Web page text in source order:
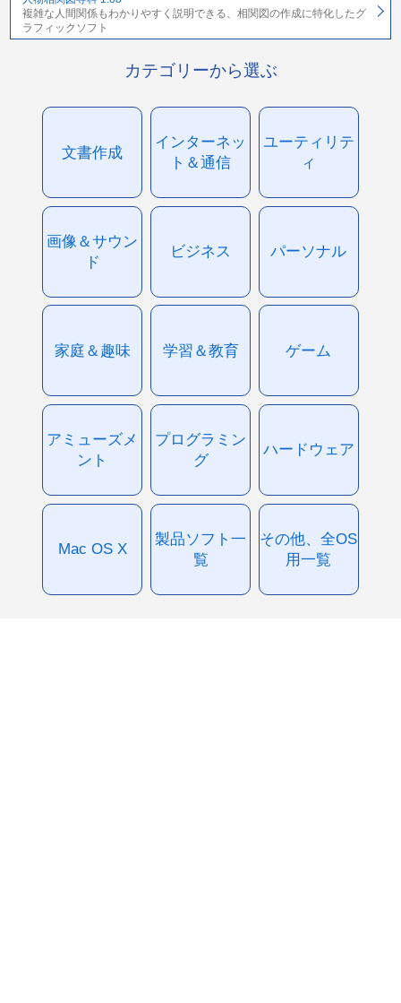
複雑な人間関係もわかりやすく説明できる、相関図の作成に特化したグ
ラフィックソフト
カテゴリーから選ぶ
文書作成
インターネッ
ト＆通信
ユーティリテ
ィ
画像＆サウン
ド
ビジネス パーソナル
家庭＆趣味 学習＆教育 ゲーム
アミューズメ
ント
プログラミン
グ
ハードウェア
Mac OS X
製品ソフト一
覧
その他、全OS
用一覧